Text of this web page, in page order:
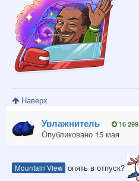
Наверх
Увлажнитель 16 299
Опубликовано 15 мая
Mountain View опять в отпуск?